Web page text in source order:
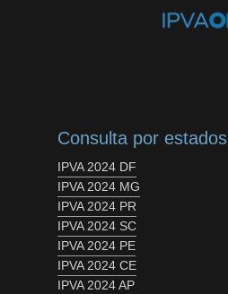
Consulta por estados
IPVA 2024 DF
IPVA 2024 MG
IPVA 2024 PR
IPVA 2024 SC
IPVA 2024 PE
IPVA 2024 CE
IPVA 2024 AP